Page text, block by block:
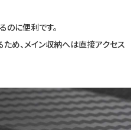
のに便利です。
め、メイン収納へは直接アクセス